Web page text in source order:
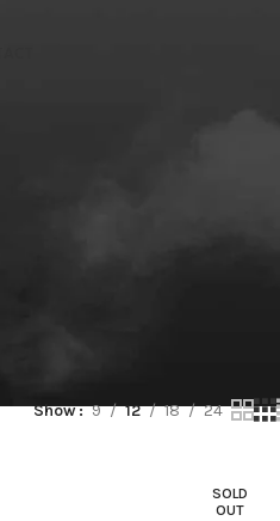
Show 9 12 18 24
SOLD
OUT